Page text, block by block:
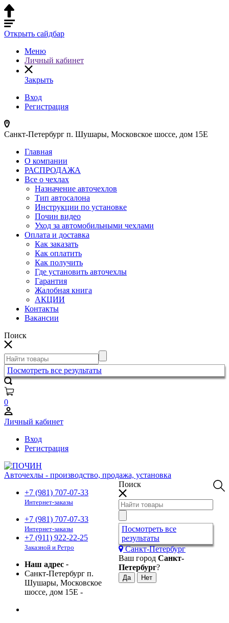
Открыть сайдбар
Меню
Личный кабинет
Закрыть
Вход
Регистрация
Санкт-Петербург п. Шушары, Московское шоссе, дом 15Е
Главная
О компании
РАСПРОДАЖА
Все о чехлах
Назначение авточехлов
Тип автосалона
Инструкции по установке
Почин видео
Уход за автомобильными чехлами
Оплата и доставка
Как заказать
Как оплатить
Как получить
Где установить авточехлы
Гарантия
Жалобная книга
АКЦИИ
Контакты
Вакансии
Поиск
Посмотреть все результаты
0
Личный кабинет
Вход
Регистрация
Авточехлы - производство, продажа, установка
+7 (981) 707-07-33
Интернет-заказы
+7 (981) 707-07-33
Интернет-заказы
+7 (911) 922-22-25
Заказной и Ретро
Наш адрес -
Санкт-Петербург п.
Шушары, Московское
шоссе, дом 15Е -
Поиск
Посмотреть все
результаты
Санкт-Петербург
Ваш город Санкт-
Петербург?